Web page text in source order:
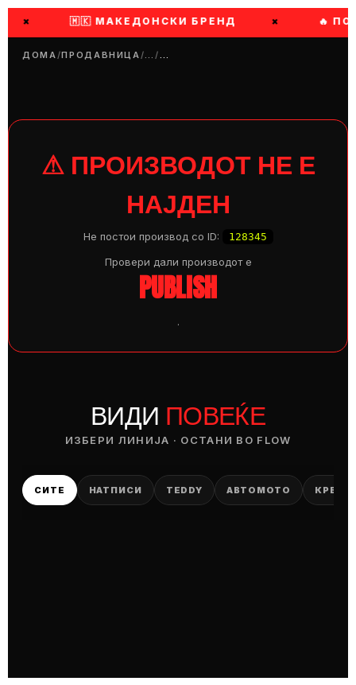
× 🇲🇰 МАКЕДОНСКИ БРЕНД × 🔥
ДОМА/ПРОДАВНИЦА/…/…
⚠ ПРОИЗВОДОТ НЕ Е
НАЈДЕН
Не постои производ со ID: 128345
Провери дали производот e
PUBLISH
.
ВИДИ ПОВЕЌЕ
ИЗБЕРИ ЛИНИЈА · ОСТАНИ ВО FLOW
СИТЕ НАТПИСИ TEDDY АВТОМОТО
DROP 04